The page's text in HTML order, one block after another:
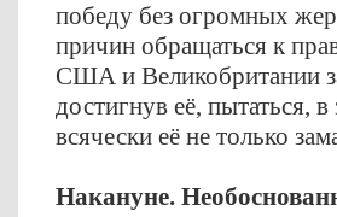
победу без огромных
причин обращаться к
США и Великобритании
достигнув её, пытаться,
всячески её не только
Накануне.